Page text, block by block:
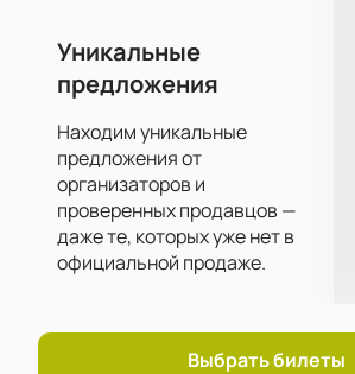
насладиться живым
ярких российских групп.
Купить
концерт группы «Billy’s Band» в
можно на нашем сайте.
Уникальные
предложения
Находим уникальные
предложения от
организаторов и
проверенных продавцов —
даже те, которых уже нет в
официальной продаже.
Выбрать билеты